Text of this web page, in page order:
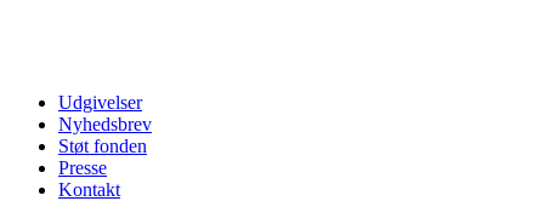
Udgivelser
Nyhedsbrev
Støt fonden
Presse
Kontakt